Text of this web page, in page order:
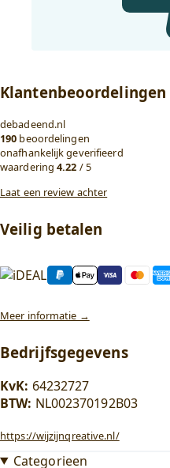
Klantenbeoordelingen
debadeend.nl
190 beoordelingen
onafhankelijk geverifieerd
waardering4.22 / 5
Laat een review achter
Veilig betalen
Meer informatie →
Bedrijfsgegevens
KvK: 64232727
BTW: NL002370192B03
https://wijzijnqreative.nl/
Categorieen